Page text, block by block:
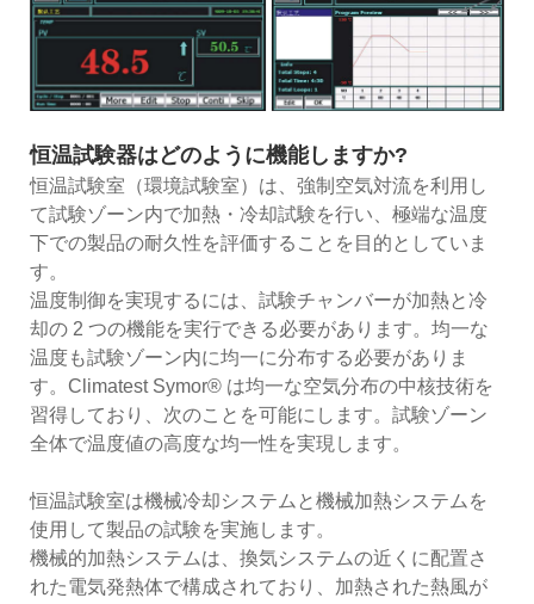
恒温試験器はどのように機能しますか?
恒温試験室（環境試験室）は、強制空気対流を利用し
て試験ゾーン内で加熱・冷却試験を行い、極端な温度
下での製品の耐久性を評価することを目的としていま
す。
温度制御を実現するには、試験チャンバーが加熱と冷
却の 2 つの機能を実行できる必要があります。均一な
温度も試験ゾーン内に均一に分布する必要がありま
す。Climatest Symor® は均一な空気分布の中核技術を
習得しており、次のことを可能にします。試験ゾーン
全体で温度値の高度な均一性を実現します。
恒温試験室は機械冷却システムと機械加熱システムを
使用して製品の試験を実施します。
機械的加熱システムは、換気システムの近くに配置さ
れた電気発熱体で構成されており、加熱された熱風が